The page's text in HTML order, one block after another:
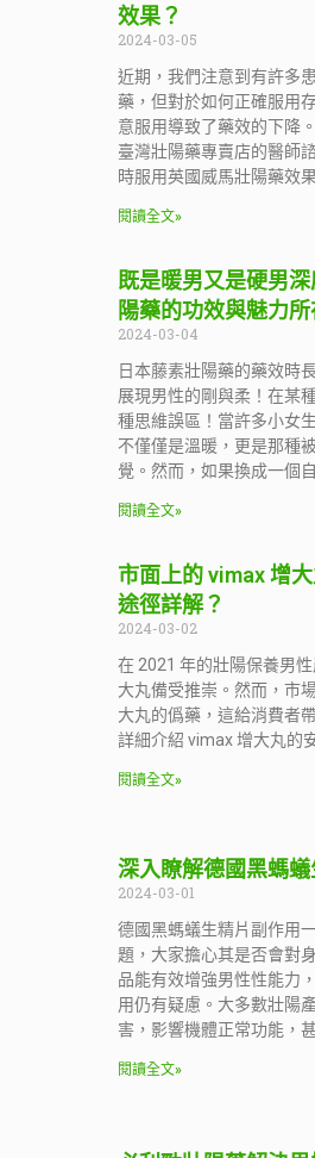
效果？
2024-03-05
近期，我們注意到有許多
藥，但對於如何正確服用
意服用導致了藥效的下降
臺灣壯陽藥專賣店的醫師
時服用英國威馬壯陽藥效果
閱讀全文»
既是暖男又是硬男
陽藥的功效與魅力所
2024-03-04
日本藤素壯陽藥的藥效時
展現男性的剛與柔！在某
種思維誤區！當許多小女
不僅僅是溫暖，更是那種
覺。然而，如果換成一個自
閱讀全文»
市面上的 vimax 增
途徑詳解？
2024-03-02
在 2021 年的壯陽保養男
大丸備受推崇。然而，市
大丸的僞藥，這給消費者
詳細介紹 vimax 增大丸的
閱讀全文»
深入瞭解德國黑螞
2024-03-01
德國黑螞蟻生精片副作用
題，大家擔心其是否會對
品能有效增強男性性能力
用仍有疑慮。大多數壯陽
害，影響機體正常功能，
閱讀全文»